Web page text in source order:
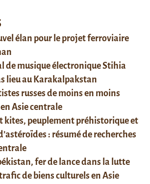
élan pour le projet ferroviaire
de musique électronique Stihia
lieu au Karakalpakstan
russes de moins en moins
Asie centrale
kites, peuplement préhistorique et
: résumé de recherches
fer de lance dans la lutte
de biens culturels en Asie